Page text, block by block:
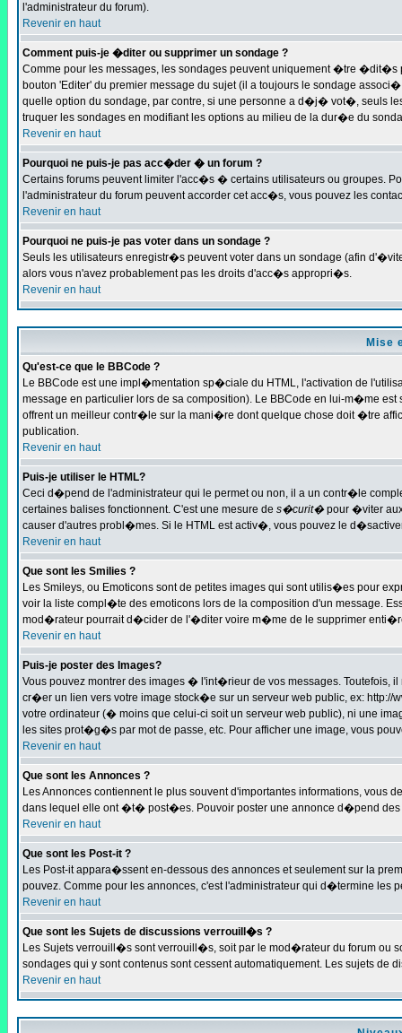
l'administrateur du forum).
Revenir en haut
Comment puis-je �diter ou supprimer un sondage ?
Comme pour les messages, les sondages peuvent uniquement �tre
bouton 'Editer' du premier message du sujet (il a toujours le sondage
quelle option du sondage, par contre, si une personne a d�j� vot�, seuls
truquer les sondages en modifiant les options au milieu de la dur�e du
Revenir en haut
Pourquoi ne puis-je pas acc�der � un forum ?
Certains forums peuvent limiter l'acc�s � certains utilisateurs ou groupes.
l'administrateur du forum peuvent accorder cet acc�s, vous pouvez les
Revenir en haut
Pourquoi ne puis-je pas voter dans un sondage ?
Seuls les utilisateurs enregistr�s peuvent voter dans un sondage (afin
alors vous n'avez probablement pas les droits d'acc�s appropri�s.
Revenir en haut
Mise
Qu'est-ce que le BBCode ?
Le BBCode est une impl�mentation sp�ciale du HTML, l'activation de
message en particulier lors de sa composition). Le BBCode en lui-m�me
offrent un meilleur contr�le sur la mani�re dont quelque chose doit �tre
publication.
Revenir en haut
Puis-je utiliser le HTML?
Ceci d�pend de l'administrateur qui le permet ou non, il a un contr�le
certaines balises fonctionnent. C'est une mesure de s�curit�pour �viter aux
causer d'autres probl�mes. Si le HTML est activ�, vous pouvez le
Revenir en haut
Que sont les Smilies ?
Les Smileys, ou Emoticons sont de petites images qui sont utilis�es pour
voir la liste compl�te des emoticons lors de la composition d'un message.
mod�rateur pourrait d�cider de l'�diter voire m�me de le supprimer
Revenir en haut
Puis-je poster des Images?
Vous pouvez montrer des images � l'int�rieur de vos messages. Toutefois,
cr�er un lien vers votre image stock�e sur un serveur web public, ex:
votre ordinateur (� moins que celui-ci soit un serveur web public), ni une
les sites prot�g�s par mot de passe, etc. Pour afficher une image, vous
Revenir en haut
Que sont les Annonces ?
Les Annonces contiennent le plus souvent d'importantes informations,
dans lequel elle ont �t� post�es. Pouvoir poster une annonce d�pend
Revenir en haut
Que sont les Post-it ?
Les Post-it appara�ssent en-dessous des annonces et seulement sur la
pouvez. Comme pour les annonces, c'est l'administrateur qui d�termine les
Revenir en haut
Que sont les Sujets de discussions verrouill�s ?
Les Sujets verrouill�s sont verrouill�s, soit par le mod�rateur du forum ou
sondages qui y sont contenus sont cessent automatiquement. Les sujets
Revenir en haut